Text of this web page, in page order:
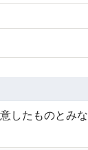
したものとみな